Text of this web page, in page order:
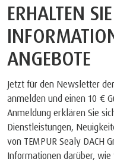
ERHALTEN
ANGEBOTE
Jetzt für den Newsletter
anmelden und einen 10 €
Anmeldung erklären Sie
Dienstleistungen,
von TEMPUR Sealy DACH
Informationen darüber,